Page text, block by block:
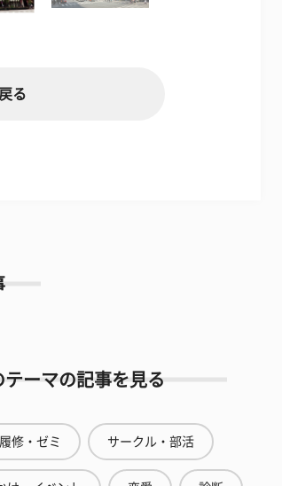
る
テーマの記事を見る
修・ゼミ サークル・部活